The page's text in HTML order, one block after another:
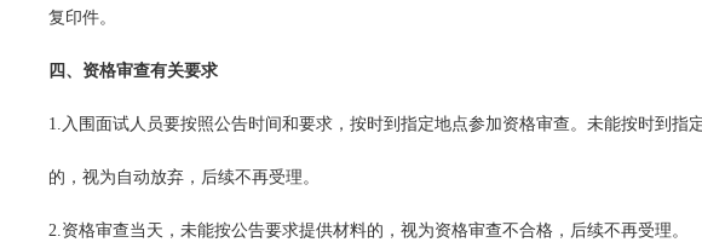
复印件。
四、资格审查有关要求
1.入围面试人员要按照公告时间和要求，按时到指定地点参加资格审查。未能按时到指
的，视为自动放弃，后续不再受理。
2.资格审查当天，未能按公告要求提供材料的，视为资格审查不合格，后续不再受理。